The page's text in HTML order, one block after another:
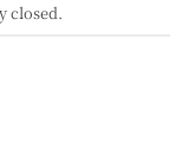
closed.